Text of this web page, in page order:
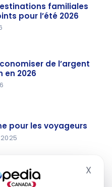
X
familiales
pour l’été 2026
de l’argent
en 2026
pour les voyageurs
musique
: utiliser ses points